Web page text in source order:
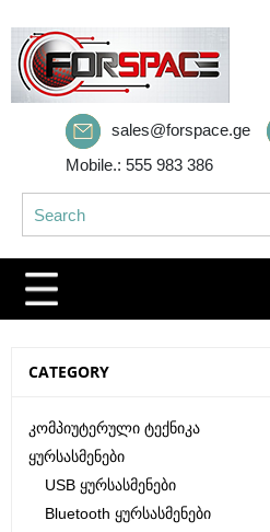
sales@forspace.ge
Mobile.: 555 983 386
CATEGORY
Კომპიუტერული Ტექნიკა
Ყურსასმენები
USB Ყურსასმენები
Bluetooth Ყურსასმენები